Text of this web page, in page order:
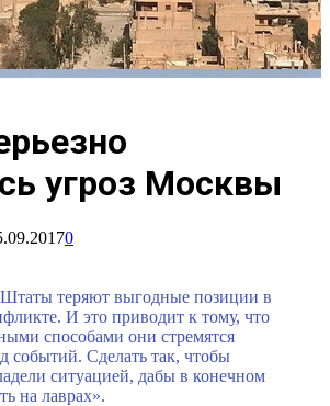
угроз Москвы
0
теряют выгодные позиции в
И это приводит к тому, что
способами они стремятся
событий. Сделать так, чтобы
ситуацией, дабы в конечном
на лаврах».